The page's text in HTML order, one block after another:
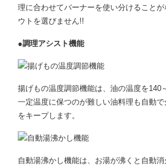
理に合わせてバーナーを使い分けること
ウトを選びません!!
●調理アシスト機能
揚げもの温度調節機能は、油の温度を140
一定温度に保つのが難しい油料理も自動
をキープします。
自動湯沸かし機能は、お湯が沸くと自動消